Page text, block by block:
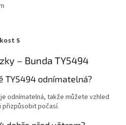
S
– Bunda TY5494
TY5494 odnímatelná?
odnímatelná, takže můžete vzhled
přizpůsobit počasí.